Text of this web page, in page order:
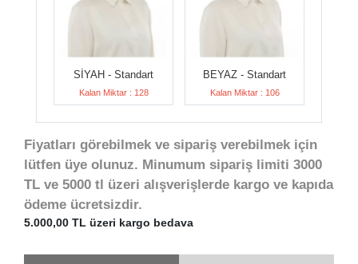
SİYAH - Standart
Kalan Miktar : 128
BEYAZ - Standart
Kalan Miktar : 106
Fiyatları görebilmek ve sipariş verebilmek için
lütfen üye olunuz. Minumum sipariş limiti 3000
TL ve 5000 tl üzeri alışverişlerde kargo ve kapıda
ödeme ücretsizdir.
5.000,00 TL üzeri kargo bedava